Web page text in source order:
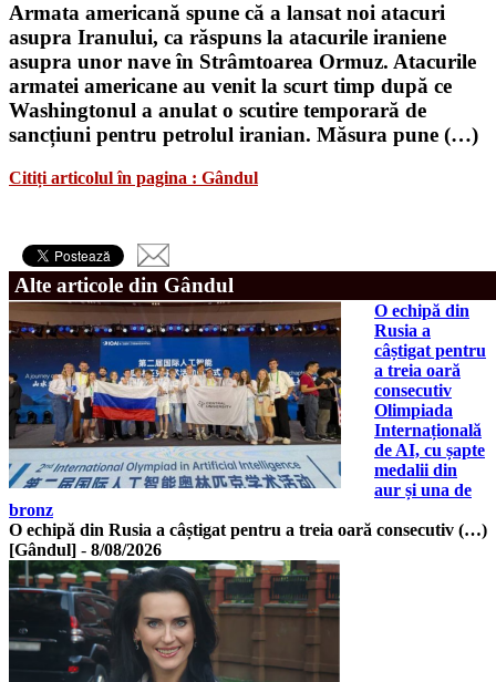
Armata americană spune că a lansat noi atacuri
asupra Iranului, ca răspuns la atacurile iraniene
asupra unor nave în Strâmtoarea Ormuz. Atacurile
armatei americane au venit la scurt timp după ce
Washingtonul a anulat o scutire temporară de
sancțiuni pentru petrolul iranian. Măsura pune (…)
Citiți articolul în pagina : Gândul
Alte articole din Gândul
O echipă din
Rusia a
câștigat pentru
a treia oară
consecutiv
Olimpiada
Internațională
de AI, cu șapte
medalii din
aur și una de
bronz
O echipă din Rusia a câștigat pentru a treia oară consecutiv (…)
[Gândul] - 8/08/2026